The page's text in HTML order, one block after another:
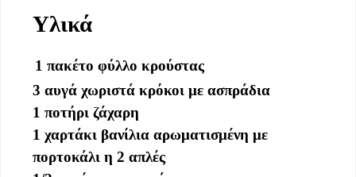
Υλικά
1 πακέτο φύλλο κρούστας
3 αυγά χωριστά κρόκοι με ασπράδια
1 ποτήρι ζάχαρη
1 χαρτάκι βανίλια αρωματισμένη με
πορτοκάλι η 2 απλές